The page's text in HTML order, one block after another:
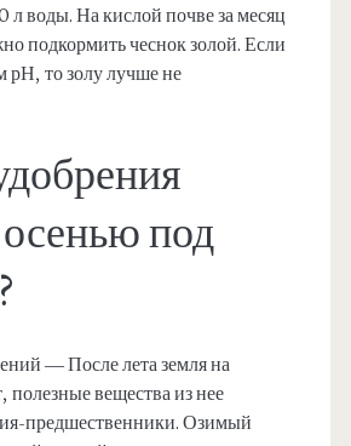
л воды. На кислой почве за месяц
подкормить чеснок золой. Если
рН, то золу лучше не
под
— После лета земля на
полезные вещества из нее
предшественники. Озимый